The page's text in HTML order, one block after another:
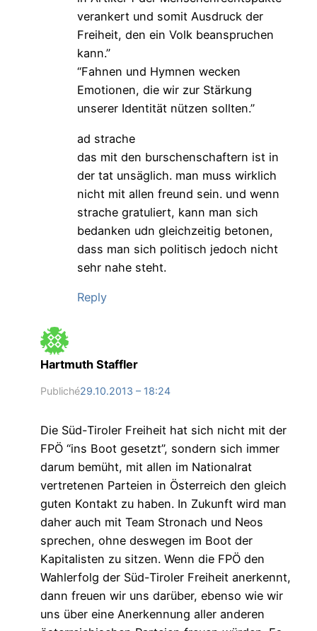
verankert und somit Ausdruck der
Freiheit, den ein Volk beanspruchen
kann.”
“Fahnen und Hymnen wecken
Emotionen, die wir zur Stärkung
unserer Identität nützen sollten.”
ad strache
das mit den burschenschaftern ist in
der tat unsäglich. man muss wirklich
nicht mit allen freund sein. und wenn
strache gratuliert, kann man sich
bedanken udn gleichzeitig betonen,
dass man sich politisch jedoch nicht
sehr nahe steht.
Reply
Hartmuth Staffler
Publiché29.10.2013 – 18:24
Die Süd-Tiroler Freiheit hat sich nicht mit der
FPÖ “ins Boot gesetzt”, sondern sich immer
darum bemüht, mit allen im Nationalrat
vertretenen Parteien in Österreich den gleich
guten Kontakt zu haben. In Zukunft wird man
daher auch mit Team Stronach und Neos
sprechen, ohne deswegen im Boot der
Kapitalisten zu sitzen. Wenn die FPÖ den
Wahlerfolg der Süd-Tiroler Freiheit anerkennt,
dann freuen wir uns darüber, ebenso wie wir
uns über eine Anerkennung aller anderen